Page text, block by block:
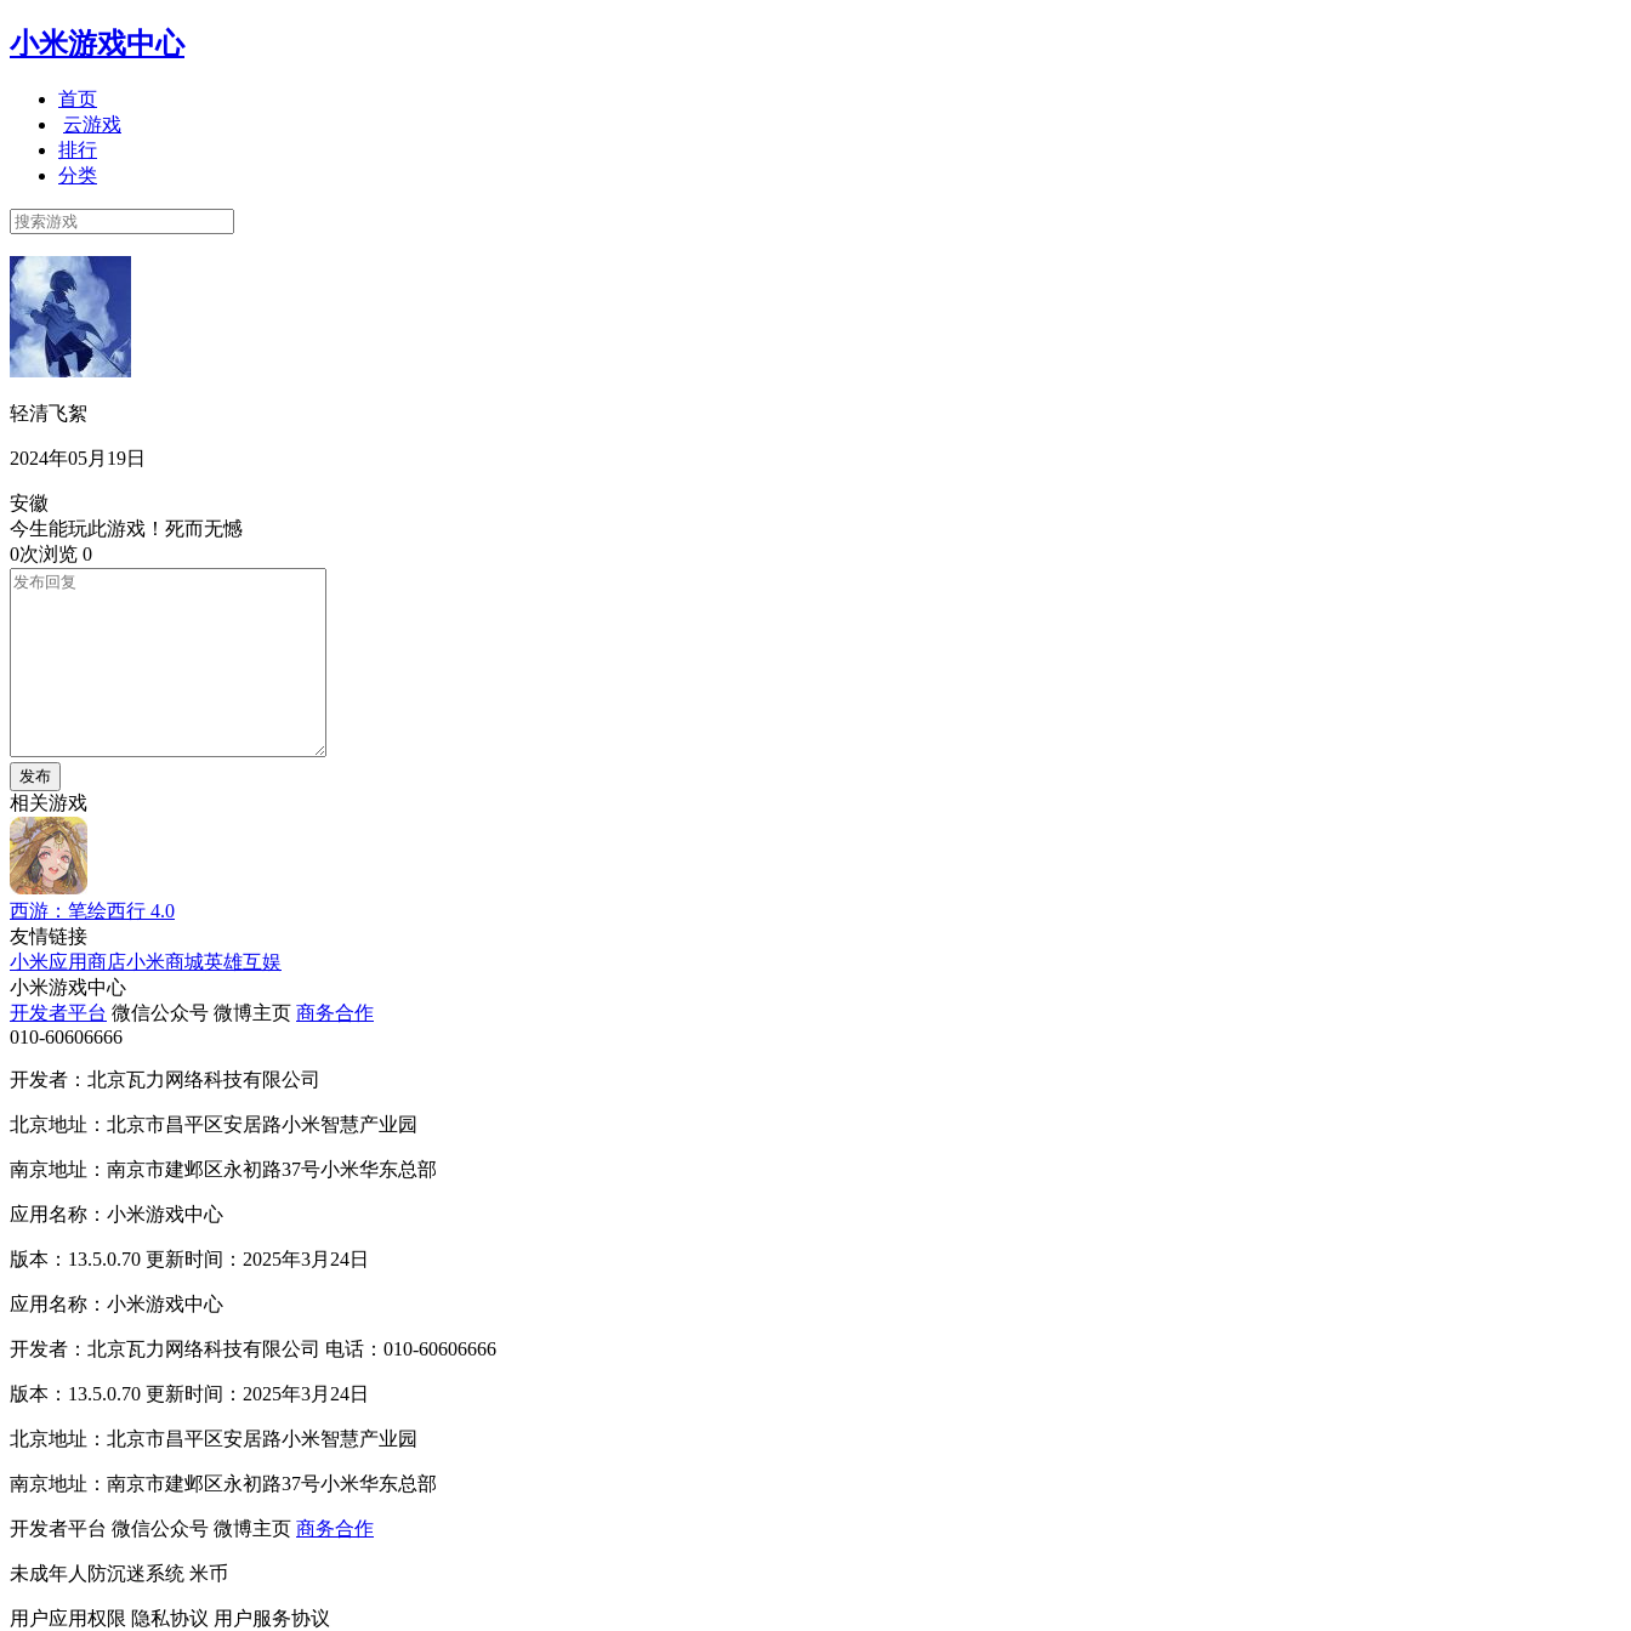
小米游戏中心
首页
云游戏
排行
分类
轻清飞絮
2024年05月19日
安徽
今生能玩此游戏！死而无憾
0次浏览 0
发布
相关游戏
西游：笔绘西行 4.0
友情链接
小米应用商店小米商城英雄互娱
小米游戏中心
开发者平台 微信公众号 微博主页 商务合作
010-60606666
开发者：北京瓦力网络科技有限公司
北京地址：北京市昌平区安居路小米智慧产业园
南京地址：南京市建邺区永初路37号小米华东总部
应用名称：小米游戏中心
版本：13.5.0.70 更新时间：2025年3月24日
应用名称：小米游戏中心
开发者：北京瓦力网络科技有限公司 电话：010-60606666
版本：13.5.0.70 更新时间：2025年3月24日
北京地址：北京市昌平区安居路小米智慧产业园
南京地址：南京市建邺区永初路37号小米华东总部
开发者平台 微信公众号 微博主页 商务合作
未成年人防沉迷系统 米币
用户应用权限 隐私协议 用户服务协议